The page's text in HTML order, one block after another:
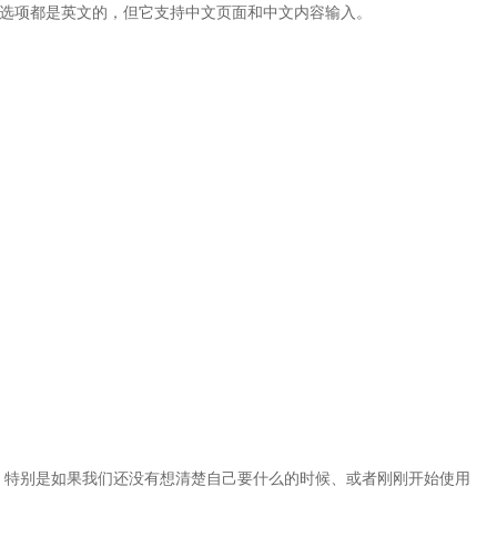
都是英文的，但它支持中文页面和中文内容输入。
别是如果我们还没有想清楚自己要什么的时候、或者刚刚开始使用